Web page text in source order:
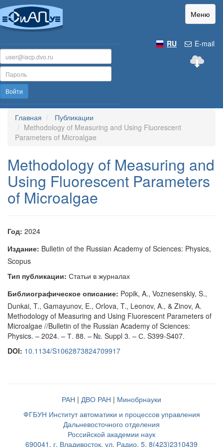
Меню
E-mail
RU
Войти
Главная
Публикации
Methodology of Measuring and Using Fluorescent
Parameters of Microalgae
Methodology of Measuring and
Using Fluorescent Parameters
of Microalgae
Год: 2024
Издание: Bulletin of the Russian Academy of Sciences: Physics,
Scopus
Тип публикации: Статьи в журналах
Библиографическое описание: Popik, A., Voznesenskiy, S.,
Dunkai, T., Gamayunov, E., Orlova, T., Leonov, A., & Zinov, A.
Methodology of Measuring and Using Fluorescent Parameters of
Microalgae //Bulletin of the Russian Academy of Sciences:
Physics. – 2024. – Т. 88. – №. Suppl 3. – С. S399-S407.
DOI: 10.1134/S1062873824709917
РАН | ДВО РАН | Минобрнауки
ФГБУН Институт автоматики и процессов управления
Дальневосточного отделения
Российской академии наук
690041, г. Владивосток, ул. Радио, 5, 8(423)2310439